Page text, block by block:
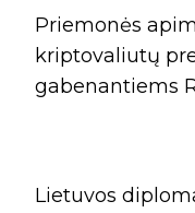
Priemonės
kriptovaliutų
gabenantiems
Lietuvos